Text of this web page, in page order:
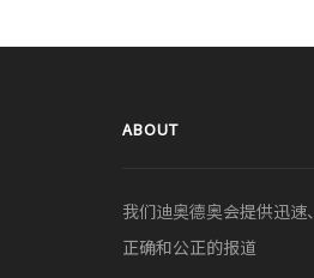
ABOUT
我们迪奥德奥会提供迅速、
正确和公正的报道